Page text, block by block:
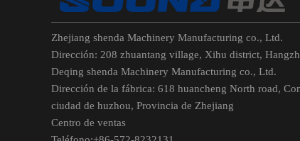
Zhejiang shenda Machinery Manufacturing co., Ltd.
Dirección: 208 zhuantang village, Xihu district,
Deqing shenda Machinery Manufacturing co., Ltd.
Dirección de la fábrica: 618 huancheng North road,
ciudad de huzhou, Provincia de Zhejiang
Centro de ventas